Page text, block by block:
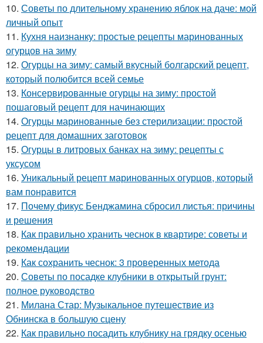
10. Советы по длительному хранению яблок на даче: мой
личный опыт
11. Кухня наизнанку: простые рецепты маринованных
огурцов на зиму
12. Огурцы на зиму: самый вкусный болгарский рецепт,
который полюбится всей семье
13. Консервированные огурцы на зиму: простой
пошаговый рецепт для начинающих
14. Огурцы маринованные без стерилизации: простой
рецепт для домашних заготовок
15. Огурцы в литровых банках на зиму: рецепты с
уксусом
16. Уникальный рецепт маринованных огурцов, который
вам понравится
17. Почему фикус Бенджамина сбросил листья: причины
и решения
18. Как правильно хранить чеснок в квартире: советы и
рекомендации
19. Как сохранить чеснок: 3 проверенных метода
20. Советы по посадке клубники в открытый грунт:
полное руководство
21. Милана Стар: Музыкальное путешествие из
Обнинска в большую сцену
22. Как правильно посадить клубнику на грядку осенью